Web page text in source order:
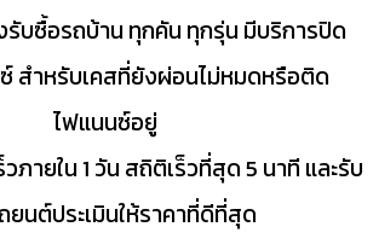
บซื้อรถบ้าน ทุกคัน ทุกรุ่น มีบริการปิด
สำหรับเคสที่ยังผ่อนไม่หมดหรือติด
ไฟแนนซ์อยู่
ภายใน 1 วัน สถิติเร็วที่สุด 5 นาที และรับ
ยนต์ประเมินให้ราคาที่ดีที่สุด